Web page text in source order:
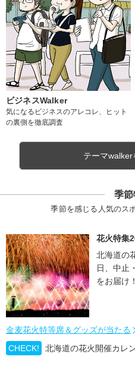
ビジネスWalker
気になるビジネスのアレコレ、ヒット
の裏側を徹底調査
テーマwalker
季
季節を感じる人気のス
花火特集
北海道の
日、中止
をお届け！
金麦花火特等席＆グッズが当たる
CHECK!
北海道の花火開催カレ